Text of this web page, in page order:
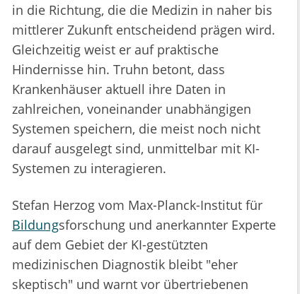
in die Richtung, die die Medizin in naher bis
mittlerer Zukunft entscheidend prägen wird.
Gleichzeitig weist er auf praktische
Hindernisse hin. Truhn betont, dass
Krankenhäuser aktuell ihre Daten in
zahlreichen, voneinander unabhängigen
Systemen speichern, die meist noch nicht
darauf ausgelegt sind, unmittelbar mit KI-
Systemen zu interagieren.
Stefan Herzog vom Max-Planck-Institut für
Bildungsforschung und anerkannter Experte
auf dem Gebiet der KI-gestützten
medizinischen Diagnostik bleibt "eher
skeptisch" und warnt vor übertriebenen